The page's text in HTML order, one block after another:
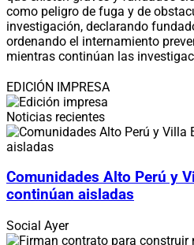
como peligro de fuga y de
investigación, declarando
ordenando el internamiento
mientras continúan las
EDICIÓN IMPRESA
Noticias recientes
Comunidades Alto Perú y
continúan aisladas
Social Ayer